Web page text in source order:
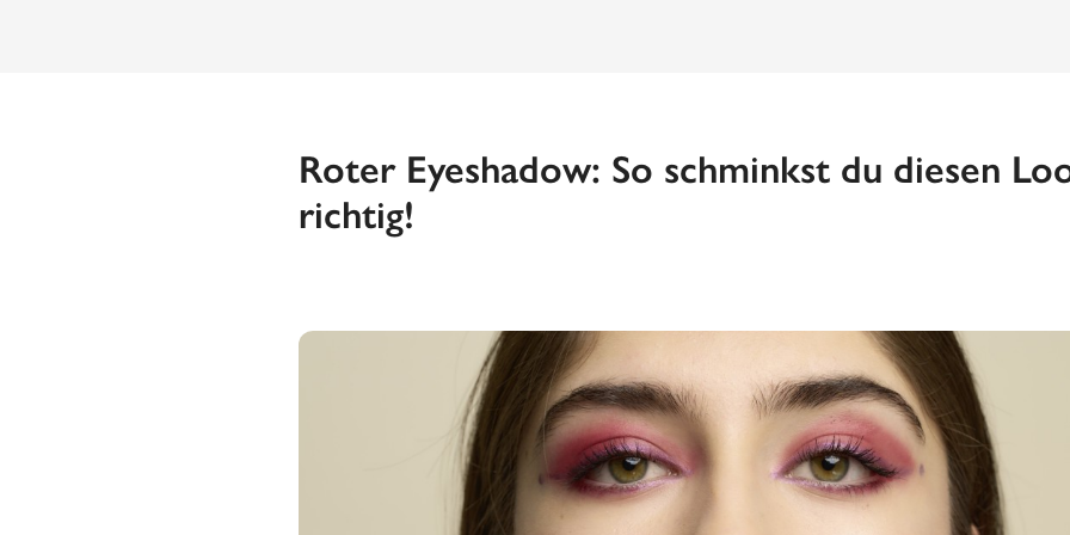
Roter Eyeshadow: So schminkst du diesen
richtig!